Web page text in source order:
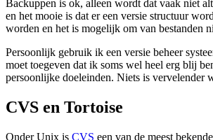
Backuppen is ok, alleen wordt dat vaak niet
en het mooie is dat er een versie structuur
worden en het is mogelijk om van bestanden
Persoonlijk gebruik ik een versie beheer
moet toegeven dat ik soms wel heel erg blij
persoonlijke doeleinden. Niets is vervelender
CVS en Tortoise
Onder Unix is CVS een van de meest